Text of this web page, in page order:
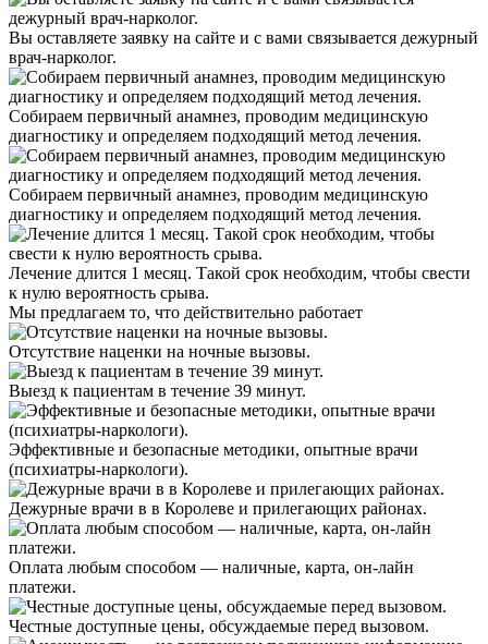
Вы оставляете заявку на сайте и с вами связывается дежурный
врач-нарколог.
Собираем первичный анамнез, проводим медицинскую
диагностику и определяем подходящий метод лечения.
Собираем первичный анамнез, проводим медицинскую
диагностику и определяем подходящий метод лечения.
Лечение длится 1 месяц. Такой срок необходим, чтобы свести
к нулю вероятность срыва.
Мы предлагаем то, что действительно работает
Отсутствие наценки на ночные вызовы.
Выезд к пациентам в течение 39 минут.
Эффективные и безопасные методики, опытные врачи
(психиатры-наркологи).
Дежурные врачи в в Королеве и прилегающих районах.
Оплата любым способом — наличные, карта, он-лайн
платежи.
Честные доступные цены, обсуждаемые перед вызовом.